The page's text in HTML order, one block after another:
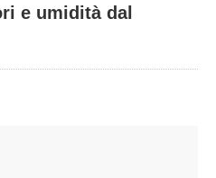
e umidità dal